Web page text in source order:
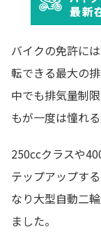
最新
バイクの免許に
転できる最大の
中でも排気量制
もが一度は憧れ
250ccクラスや
テップアップす
なり大型自動二
ました。